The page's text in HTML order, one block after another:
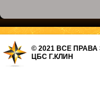
© 2021 ВСЕ
ЦБС Г.КЛИН